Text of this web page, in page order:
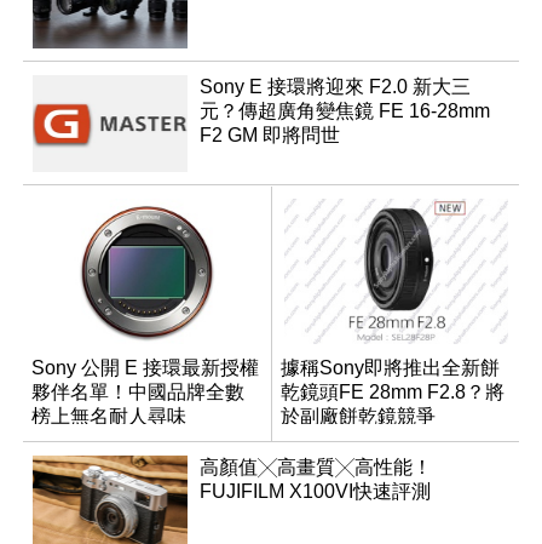
Sony E 接環將迎來 F2.0 新大三
元？傳超廣角變焦鏡 FE 16-28mm
F2 GM 即將問世
Sony 公開 E 接環最新授權
夥伴名單！中國品牌全數
榜上無名耐人尋味
據稱Sony即將推出全新餅
乾鏡頭FE 28mm F2.8？將
於副廠餅乾鏡競爭
高顏值╳高畫質╳高性能！
FUJIFILM X100VI快速評測